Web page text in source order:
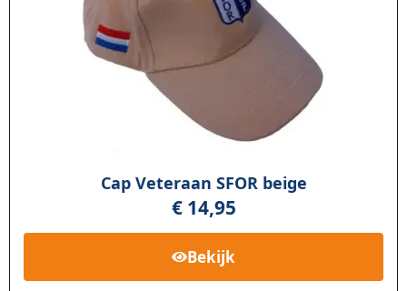
Cap Veteraan SFOR beige
€14,95
Bekijk